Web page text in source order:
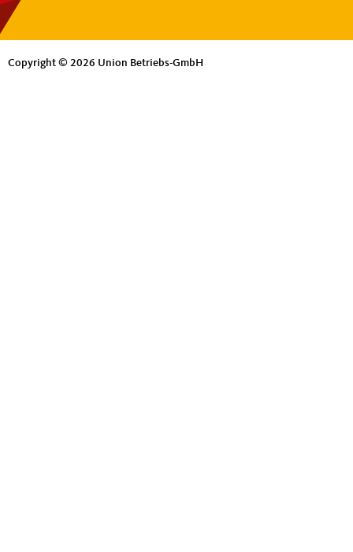
Copyright © 2026 Union Betriebs-GmbH